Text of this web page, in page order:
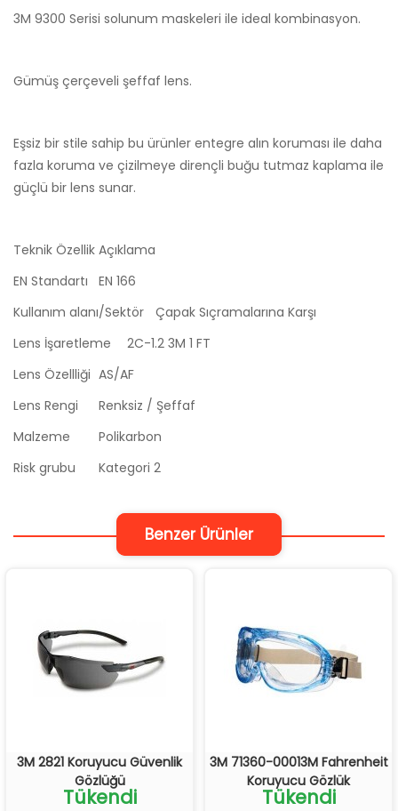
3M 9300 Serisi solunum maskeleri ile ideal kombinasyon.
Gümüş çerçeveli şeffaf lens.
Eşsiz bir stile sahip bu ürünler entegre alın koruması ile daha
fazla koruma ve çizilmeye dirençli buğu tutmaz kaplama ile
güçlü bir lens sunar.
Teknik Özellik Açıklama
EN Standartı
EN 166
Kullanım alanı/Sektör
Çapak Sıçramalarına Karşı
Lens İşaretleme
2C-1.2 3M 1 FT
Lens Özellliği AS/AF
Lens Rengi
Renksiz / Şeffaf
Malzeme
Polikarbon
Risk grubu
Kategori 2
Benzer Ürünler
3M 2821 Koruyucu Güvenlik
Gözlüğü
Tükendi
3M 71360-00013M Fahrenheit
Koruyucu Gözlük
Tükendi